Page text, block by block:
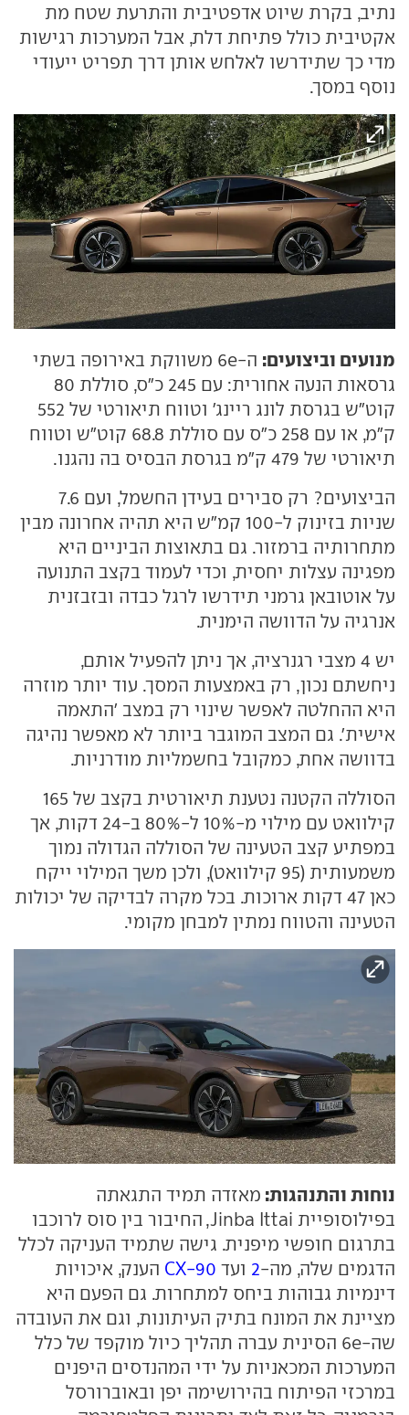
נתיב, בקרת שיוט אדפטיבית והתרעת שטח מת
אקטיבית כולל פתיחת דלת, אבל המערכות רגישות
מדי כך שתידרשו לאלחש אותן דרך תפריט ייעודי
נוסף במסך.
מנועים וביצועים:
ה-6e משווקת באירופה בשתי
גרסאות הנעה אחורית: עם 245 כ"ס, סוללת 80
קוט"ש בגרסת לונג ריינג' וטווח תיאורטי של 552
ק"מ, או עם 258 כ"ס עם סוללת 68.8 קוט"ש וטווח
תיאורטי של 479 ק"מ בגרסת הבסיס בה נהגנו.
הביצועים? רק סבירים בעידן החשמל, ועם 7.6
שניות בזינוק ל-100 קמ"ש היא תהיה אחרונה מבין
מתחרותיה ברמזור. גם בתאוצות הביניים היא
מפגינה עצלות יחסית, וכדי לעמוד בקצב התנועה
על אוטובאן גרמני תידרשו לרגל כבדה ובזבזנית
אנרגיה על הדוושה הימנית.
יש 4 מצבי רגנרציה, אך ניתן להפעיל אותם,
ניחשתם נכון, רק באמצעות המסך. עוד יותר מוזרה
היא ההחלטה לאפשר שינוי רק במצב 'התאמה
אישית'. גם המצב המוגבר ביותר לא מאפשר נהיגה
בדוושה אחת, כמקובל בחשמליות מודרניות.
הסוללה הקטנה נטענת תיאורטית בקצב של 165
קילוואט עם מילוי מ-10% ל-80% ב-24 דקות, אך
במפתיע קצב הטעינה של הסוללה הגדולה נמוך
משמעותית (95 קילוואט), ולכן משך המילוי ייקח
כאן 47 דקות ארוכות. בכל מקרה לבדיקה של יכולות
הטעינה והטווח נמתין למבחן מקומי.
נוחות והתנהגות: מאזדה תמיד התגאתה
בפילוסופיית Jinba Ittai, החיבור בין סוס לרוכבו
בתרגום חופשי מיפנית. גישה שתמיד העניקה לכלל
הדגמים שלה, מה-2 ועד CX-90 הענק, איכויות
דינמיות גבוהות ביחס למתחרות. גם הפעם היא
מציינת את המונח בתיק העיתונות, וגם את העובדה
שה-6e הסינית עברה תהליך כיול מוקפד של כלל
המערכות המכאניות על ידי המהנדסים היפנים
במרכזי הפיתוח בהירושימה יפן ובאוברורסל